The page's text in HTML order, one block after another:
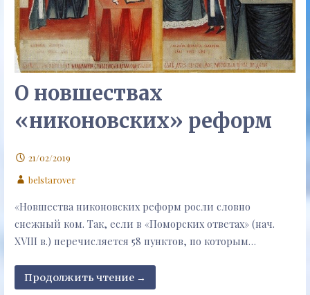
О новшествах
«никоновских» реформ
21/02/2019
belstarover
«Новшества никоновских реформ росли словно
снежный ком. Так, если в «Поморских ответах» (нач.
XVIII в.) перечисляется 58 пунктов, по которым…
Продолжить чтение →